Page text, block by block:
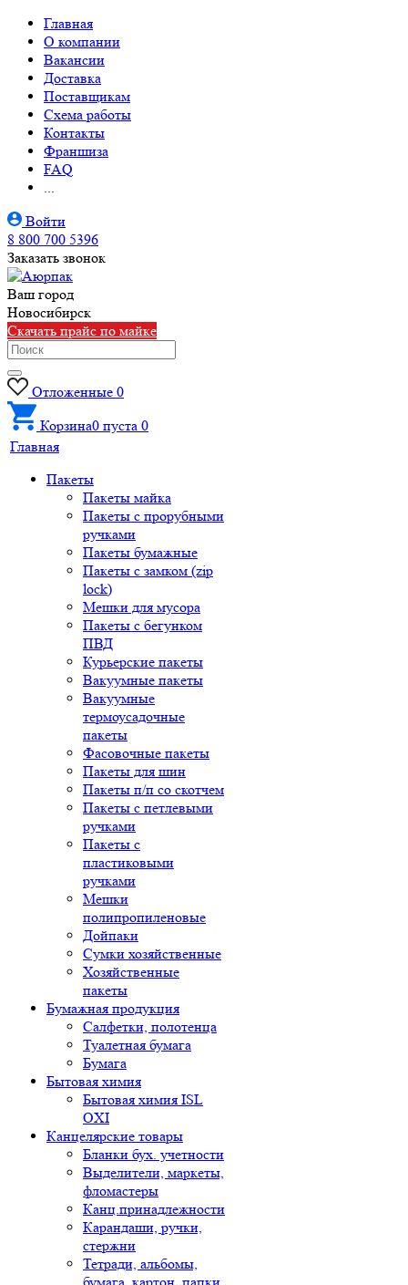
Главная
О компании
Вакансии
Доставка
Поставщикам
Схема работы
Контакты
Франшиза
FAQ
...
Войти
8 800 700 5396
Заказать звонок
Ваш город
Новосибирск
Скачать прайс по майке
Отложенные 0
Корзина0 пуста 0
Главная
Пакеты
Пакеты майка
Пакеты с прорубными
ручками
Пакеты бумажные
Пакеты с замком (zip
lock)
Мешки для мусора
Пакеты с бегунком
ПВД
Курьерские пакеты
Вакуумные пакеты
Вакуумные
термоусадочные
пакеты
Фасовочные пакеты
Пакеты для шин
Пакеты п/п со скотчем
Пакеты с петлевыми
ручками
Пакеты с
пластиковыми
ручками
Мешки
полипропиленовые
Дойпаки
Сумки хозяйственные
Хозяйственные
пакеты
Бумажная продукция
Салфетки, полотенца
Туалетная бумага
Бумага
Бытовая химия
Бытовая химия ISL
OXI
Канцелярские товары
Бланки бух. учетности
Выделители, маркеты,
фломастеры
Канц.принадлежности
Карандаши, ручки,
стержни
Тетради, альбомы,